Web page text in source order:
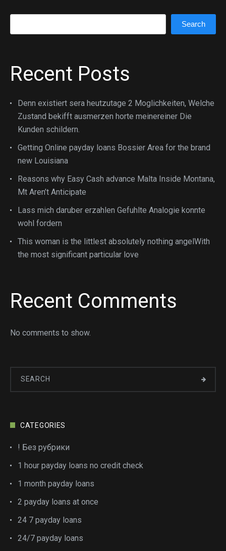
Search
Recent Posts
Denn existiert sera heutzutage 2 Moglichkeiten, Welche
Zustand bekifft ausmerzen horte meinereiner Die
Kunden schildern.
Getting Online payday loans Bossier Area for the brand
new Louisiana
Reasons why Easy Cash advance Malta Inside Montana,
Mt Aren’t Anticipate
Lass mich daruber erzahlen Gefuhlte Analogie konnte
wohl fordern
This woman is the littlest absolutely nothing angelWith
the most significant particular love
Recent Comments
No comments to show.
CATEGORIES
! Без рубрики
1 hour payday loans no credit check
1 month payday loans
2 payday loans at once
24 7 payday loans
24/7 payday loans